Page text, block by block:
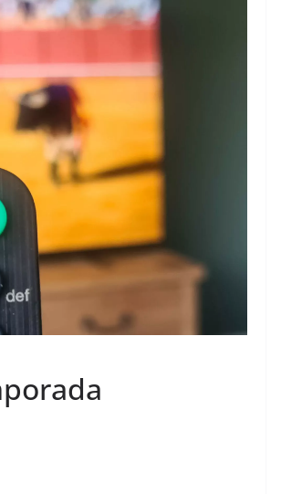
ACTUALITÉS TAURINES PHOTOS TAURINES 2026
Bayonne, la corrida des
fêtes en photos
17/07/2026 Tertulias